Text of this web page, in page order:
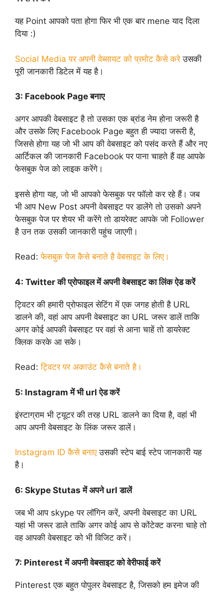
यह Point आपको पता होगा फिर भी एक बार mene याद दिला
दिया :)
Social Media पर अपनी वेब्सायट को प्रमोट कैसे करेउसकी
पूरी जानकारी डिटेल में यह है।
3: Facebook Page बनाए
अगर आपकी वेबसाइट है तो उसका एक ब्रांड नेम होना जरूरी है
और उसके लिए Facebook Page बहुत ही ज्यादा जरूरी है,
जिससे होगा यह जो भी आप की वेबसाइट को पसंद करते हैं और नए
आर्टिकल की जानकारी Facebook पर पाना चाहते हैं वह आपके
फेसबुक पेज को लाइक करेंगे।
इससे होगा यह, जो भी आपको फेसबुक पर फॉलो कर रहे हैं। जब
भी आप New Post अपनी वेबसाइट पर डालेंगे तो उसको अपने
फेसबुक पेज पर शेयर भी करेंगे तो डायरेक्ट आपके जो Follower
है उन तक उसकी जानकारी पहुंच जाएगी।
Read:फेसबुक पेज कैसे बनाते है वेबसाइट के लिए।
4: Twitter की प्रोफाइल में अपनी वेबसाइट का लिंक ऐड करें
ट्विटर की हमारी प्रोफाइल सेटिंग में एक जगह होती है URL
डालने की, वहां आप अपनी वेबसाइट का URL जरूर डालें ताकि
अगर कोई आपकी वेबसाइट पर वहां से आना चाहें तो डायरेक्ट
क्लिक करके आ सके।
Read:ट्विटर पर अकाउंट कैसे बनाते है।
5: Instagram में भी url ऐड करें
इंस्टाग्राम भी ट्यूटर की तरह URL डालने का दिया है, वहां भी
आप अपनी वेबसाइट के लिंक जरूर डालें।
Instagram ID कैसे बनाएउसकी स्टेप बाई स्टेप जानकारी यह
है।
6: Skype Stutas में अपने url डालें
जब भी आप skype पर लॉगिन करें, अपनी वेबसाइट का URL
यहां भी जरूर डाले ताकि अगर कोई आप से कोंटेक्ट करना चाहे तो
वह आपकी वेबसाइट को भी विजिट करें।
7: Pinterest में अपनी वेबसाइट को वेरीफाई करें
Pinterest एक बहुत पोपुलर वेबसाइट है, जिसको हम इमेज की